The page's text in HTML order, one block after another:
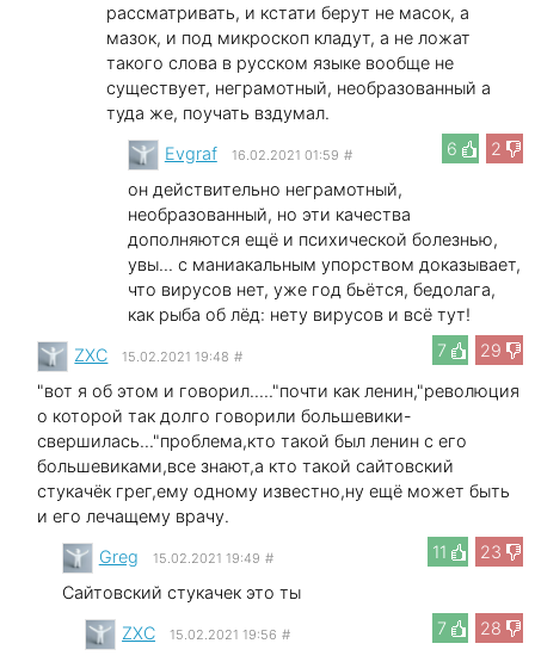
рассматривать, и кстати берут не масок, а
мазок, и под микроскоп кладут, а не ложат
такого слова в русском языке вообще не
существует, неграмотный, необразованный а
туда же, поучать вздумал.
6
2
Evgraf 16.02.2021 01:59 #
он действительно неграмотный,
необразованный, но эти качества
дополняются ещё и психической болезнью,
увы... с маниакальным упорством доказывает,
что вирусов нет, уже год бьётся, бедолага,
как рыба об лёд: нету вирусов и всё тут!
7
29
ZXC 15.02.2021 19:48 #
"вот я об этом и говорил....."почти как ленин,"революция
о которой так долго говорили большевики-
свершилась..."проблема,кто такой был ленин c его
большевиками,все знают,а кто такой сайтовский
стукачёк грег,ему одному известно,ну ещё может быть
и его лечащему врачу.
11
23
Greg 15.02.2021 19:49 #
Сайтовский стукачек это ты
7
28
ZXC 15.02.2021 19:56 #